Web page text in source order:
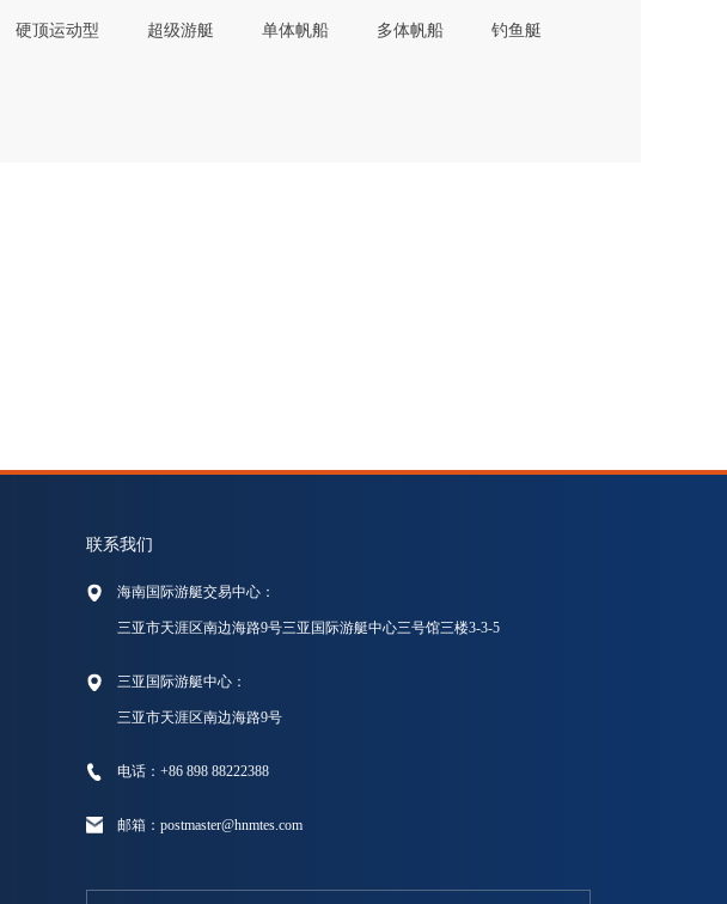
硬顶运动型 超级游艇 单体帆船 多体帆船 钓鱼艇
联系我们
海南国际游艇交易中心：
三亚市天涯区南边海路9号三亚国际游艇中心三号馆三楼3-3-5
三亚国际游艇中心：
三亚市天涯区南边海路9号
电话：+86 898 88222388
邮箱：postmaster@hnmtes.com